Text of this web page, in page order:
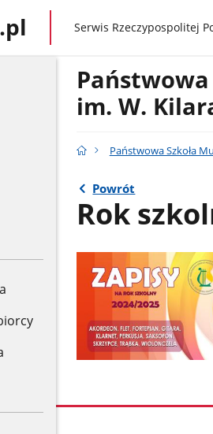
gov.pl
Serwis Rzeczypospolitej
im. W.
Państwowa Szkoła
Powrót
Rok